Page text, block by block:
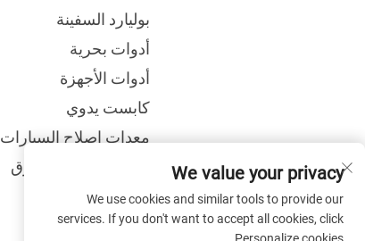
بوليارد السفينة
أدوات بحرية
أدوات الأجهزة
كابست يدوي
معدات إصلاح السيارات
ملحقات تجهيز الطرق
We value your privacy
We use cookies and similar tools to provide our
services. If you don't want to accept all cookies, click